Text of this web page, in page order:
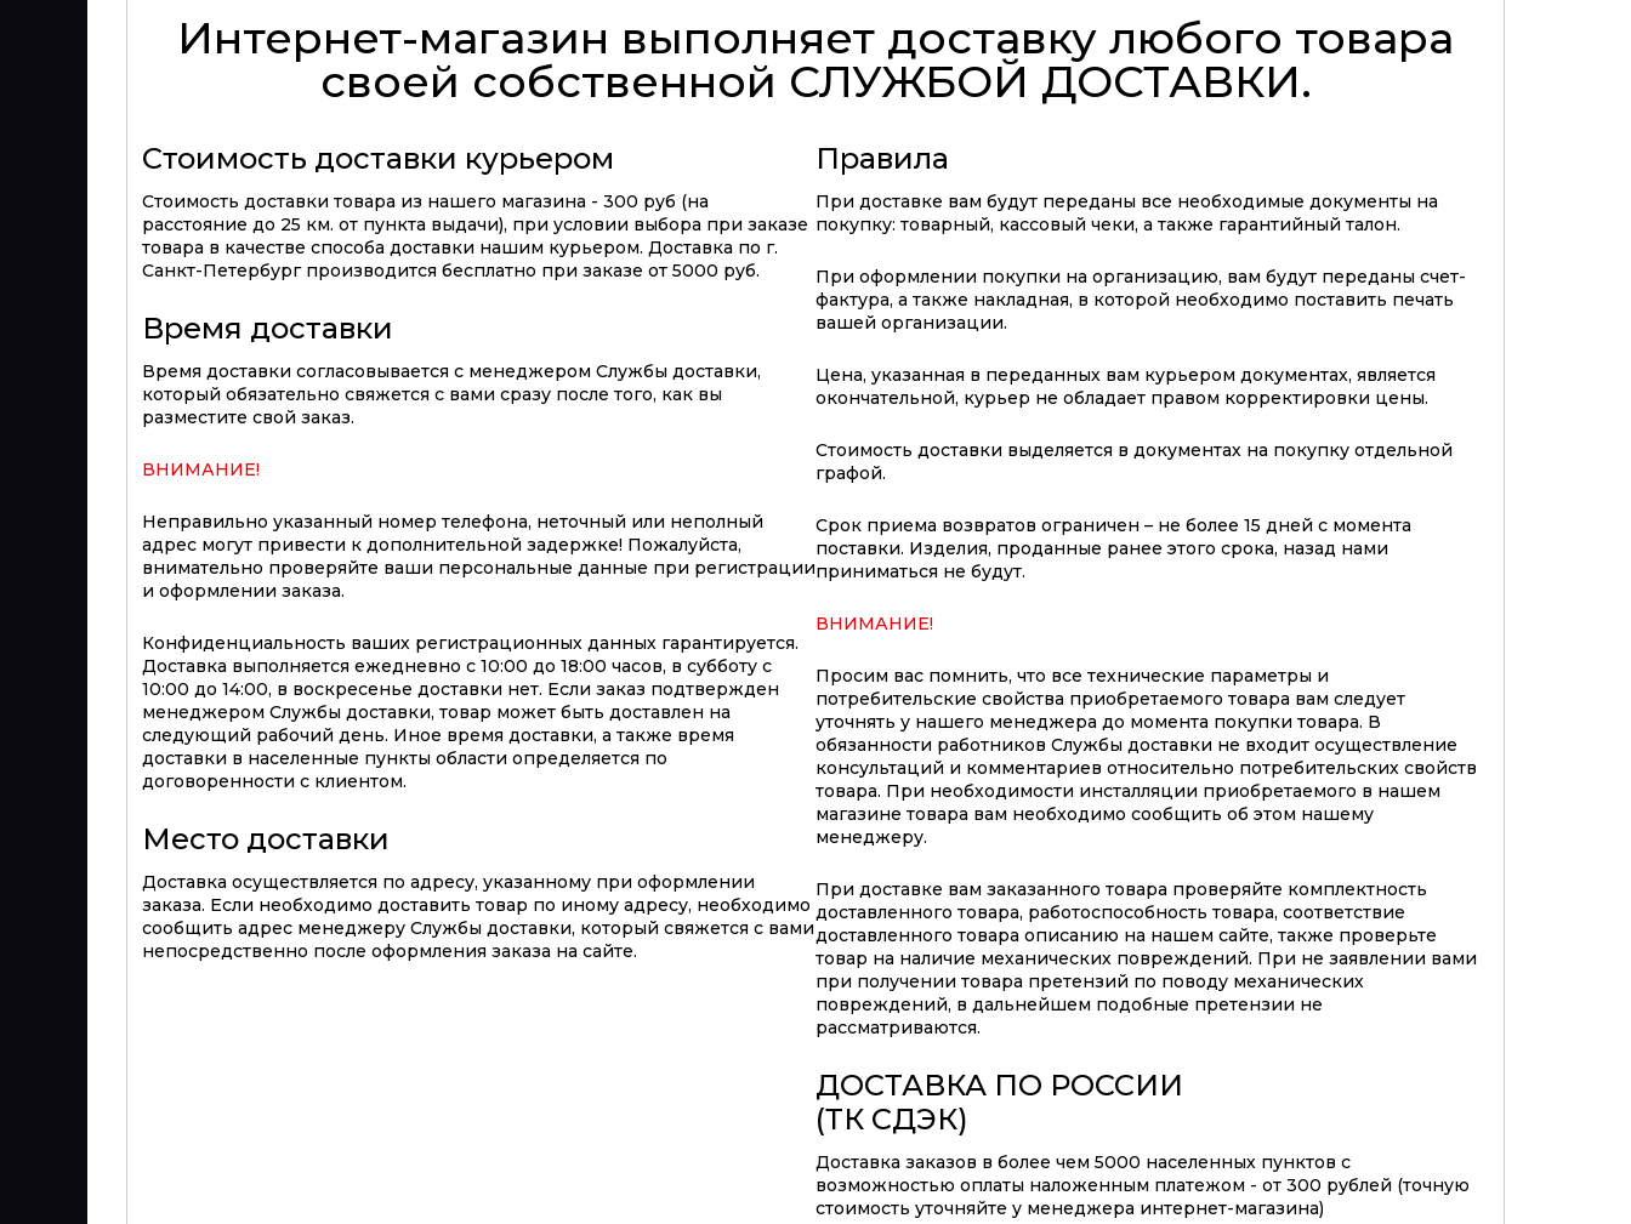
Интернет-магазин выполняет доставку любого товара
своей собственной СЛУЖБОЙ ДОСТАВКИ.
Стоимость доставки курьером
Стоимость доставки товара из нашего магазина - 300 руб (на
расстояние до 25 км. от пункта выдачи), при условии выбора при заказе
товара в качестве способа доставки нашим курьером. Доставка по г.
Санкт-Петербург производится бесплатно при заказе от 5000 руб.
Время доставки
Время доставки согласовывается с менеджером Службы доставки,
который обязательно свяжется с вами сразу после того, как вы
разместите свой заказ.
ВНИМАНИЕ!
Неправильно указанный номер телефона, неточный или неполный
адрес могут привести к дополнительной задержке! Пожалуйста,
внимательно проверяйте ваши персональные данные при регистрации
и оформлении заказа.
Конфиденциальность ваших регистрационных данных гарантируется.
Доставка выполняется ежедневно с 10:00 до 18:00 часов, в субботу с
10:00 до 14:00, в воскресенье доставки нет. Если заказ подтвержден
менеджером Службы доставки, товар может быть доставлен на
следующий рабочий день. Иное время доставки, а также время
доставки в населенные пункты области определяется по
договоренности с клиентом.
Место доставки
Доставка осуществляется по адресу, указанному при оформлении
заказа. Если необходимо доставить товар по иному адресу, необходимо
сообщить адрес менеджеру Службы доставки, который свяжется с вами
непосредственно после оформления заказа на сайте.
Правила
При доставке вам будут переданы все необходимые документы на
покупку: товарный, кассовый чеки, а также гарантийный талон.
При оформлении покупки на организацию, вам будут переданы счет-
фактура, а также накладная, в которой необходимо поставить печать
вашей организации.
Цена, указанная в переданных вам курьером документах, является
окончательной, курьер не обладает правом корректировки цены.
Стоимость доставки выделяется в документах на покупку отдельной
графой.
Срок приема возвратов ограничен – не более 15 дней с момента
поставки. Изделия, проданные ранее этого срока, назад нами
приниматься не будут.
ВНИМАНИЕ!
Просим вас помнить, что все технические параметры и
потребительские свойства приобретаемого товара вам следует
уточнять у нашего менеджера до момента покупки товара. В
обязанности работников Службы доставки не входит осуществление
консультаций и комментариев относительно потребительских свойств
товара. При необходимости инсталляции приобретаемого в нашем
магазине товара вам необходимо сообщить об этом нашему
менеджеру.
При доставке вам заказанного товара проверяйте комплектность
доставленного товара, работоспособность товара, соответствие
доставленного товара описанию на нашем сайте, также проверьте
товар на наличие механических повреждений. При не заявлении вами
при получении товара претензий по поводу механических
повреждений, в дальнейшем подобные претензии не
рассматриваются.
ДОСТАВКА ПО РОССИИ
(ТК СДЭК)
Доставка заказов в более чем 5000 населенных пунктов с
возможностью оплаты наложенным платежом - от 300 рублей (точную
стоимость уточняйте у менеджера интернет-магазина)